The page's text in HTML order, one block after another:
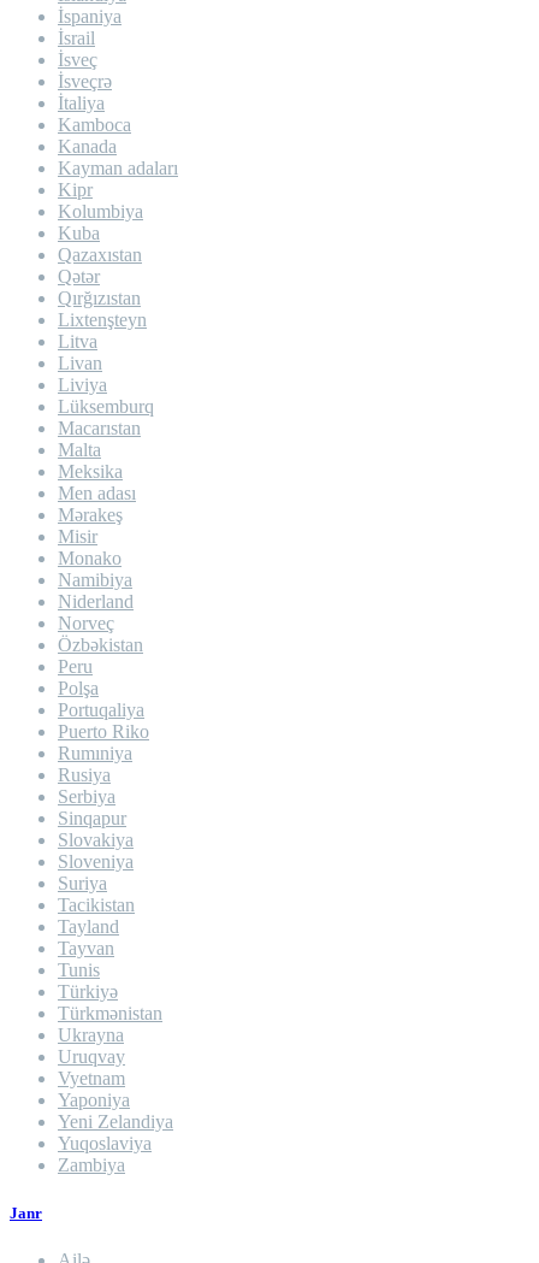
İspaniya
İsrail
İsveç
İsveçrə
İtaliya
Kamboca
Kanada
Kayman adaları
Kipr
Kolumbiya
Kuba
Qazaxıstan
Qətər
Qırğızıstan
Lixtenşteyn
Litva
Livan
Liviya
Lüksemburq
Macarıstan
Malta
Meksika
Men adası
Mərakeş
Misir
Monako
Namibiya
Niderland
Norveç
Özbəkistan
Peru
Polşa
Portuqaliya
Puerto Riko
Rumıniya
Rusiya
Serbiya
Sinqapur
Slovakiya
Sloveniya
Suriya
Tacikistan
Tayland
Tayvan
Tunis
Türkiyə
Türkmənistan
Ukrayna
Uruqvay
Vyetnam
Yaponiya
Yeni Zelandiya
Yuqoslaviya
Zambiya
Janr